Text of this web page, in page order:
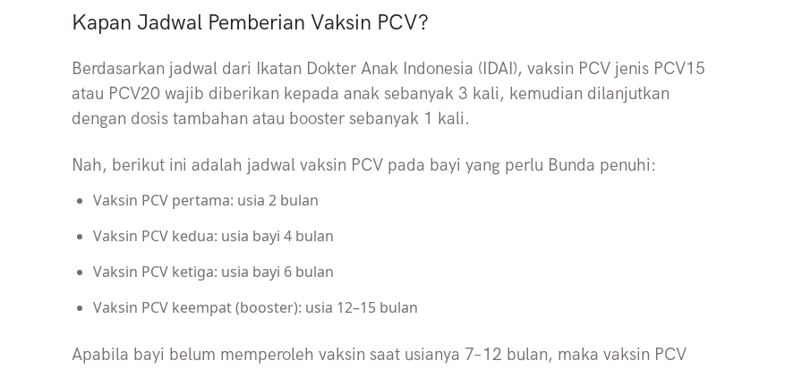
Kapan Jadwal Pemberian Vaksin PCV?
Berdasarkan jadwal dari Ikatan Dokter Anak Indonesia (IDAI), vaksin PCV jenis PCV15
atau PCV20 wajib diberikan kepada anak sebanyak 3 kali, kemudian dilanjutkan
dengan dosis tambahan atau booster sebanyak 1 kali.
Nah, berikut ini adalah jadwal vaksin PCV pada bayi yang perlu Bunda penuhi:
Vaksin PCV pertama: usia 2 bulan
Vaksin PCV kedua: usia bayi 4 bulan
Vaksin PCV ketiga: usia bayi 6 bulan
Vaksin PCV keempat (booster): usia 12–15 bulan
Apabila bayi belum memperoleh vaksin saat usianya 7–12 bulan, maka vaksin PCV